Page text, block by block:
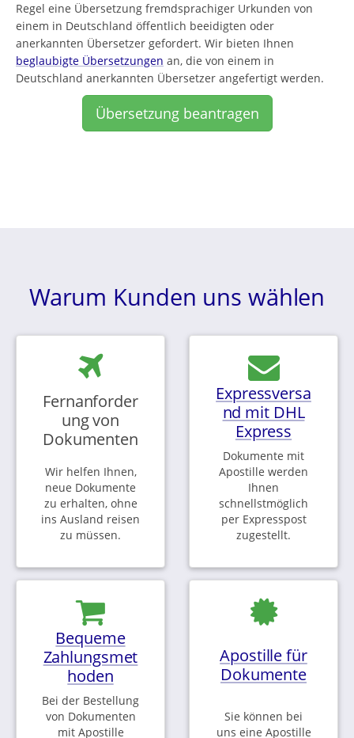
Regel eine Übersetzung fremdsprachiger Urkunden von
einem in Deutschland öffentlich beeidigten oder
anerkannten Übersetzer gefordert. Wir bieten Ihnen
beglaubigte Übersetzungen an, die von einem in
Deutschland anerkannten Übersetzer angefertigt werden.
Übersetzung beantragen
Warum Kunden uns wählen
Fernanforder
ung von
Dokumenten
Wir helfen Ihnen,
neue Dokumente
zu erhalten, ohne
ins Ausland reisen
zu müssen.
Expressversa
nd mit DHL
Express
Dokumente mit
Apostille werden
Ihnen
schnellstmöglich
per Expresspost
zugestellt.
Bequeme
Zahlungsmet
hoden
Bei der Bestellung
von Dokumenten
mit Apostille
Apostille für
Dokumente
Sie können bei
uns eine Apostille